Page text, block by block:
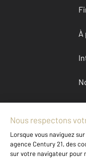
À
Mentions